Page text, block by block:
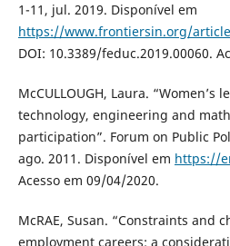
1-11, jul. 2019. Disponível em
https://www.frontiersin.org/
DOI: 10.3389/feduc.2019.00060.
McCULLOUGH, Laura. “Women’s
technology, engineering and
participation”. Forum on Public
ago. 2011. Disponível em https://
Acesso em 09/04/2020.
McRAE, Susan. “Constraints and
employment careers: a